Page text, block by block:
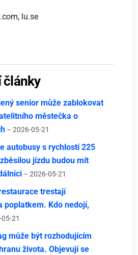
lu.se
články
senior může zablokovat
městečka o
– 2026-05-21
autobusy s rychlostí 225
jízdu budou mít
– 2026-05-21
trestají
poplatkem. Kdo nedojí,
21
může být rozhodujícím
života. Objevují se